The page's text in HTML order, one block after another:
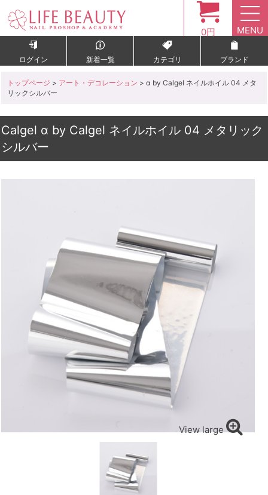
0円 MENU
ログイン 新着一覧 カテゴリ ブランド
トップページ > アート・デコレーション > α by Calgel ネイルホイル 04 メタ
リックシルバー
Calgel α by Calgel ネイルホイル 04 メタリック
シルバー
View large